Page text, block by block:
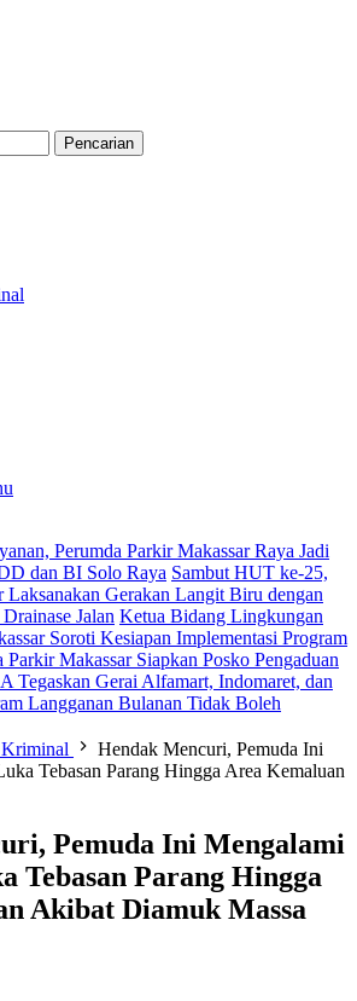
Pencarian
Perumda Parkir Makassar Raya Jadi
dan BI Solo Raya Sambut HUT ke-25,
Gerakan Langit Biru dengan
Jalan Ketua Bidang Lingkungan
Soroti Kesiapan Implementasi Program
Parkir Makassar Siapkan Posko Pengaduan
Tegaskan Gerai Alfamart, Indomaret, dan
Langganan Bulanan Tidak Boleh
Hendak Mencuri, Pemuda Ini
Tebasan Parang Hingga Area Kemaluan
Pemuda Ini Mengalami
Tebasan Parang Hingga
Akibat Diamuk Massa